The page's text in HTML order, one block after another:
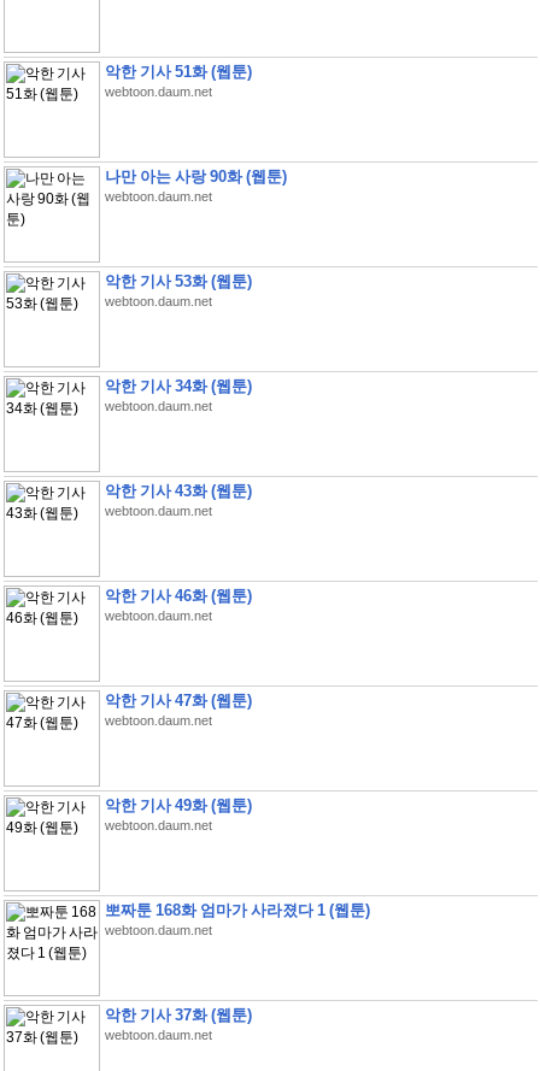
악한 기사 51화 (웹툰)
webtoon.daum.net
나만 아는 사랑 90화 (웹툰)
webtoon.daum.net
악한 기사 53화 (웹툰)
webtoon.daum.net
악한 기사 34화 (웹툰)
webtoon.daum.net
악한 기사 43화 (웹툰)
webtoon.daum.net
악한 기사 46화 (웹툰)
webtoon.daum.net
악한 기사 47화 (웹툰)
webtoon.daum.net
악한 기사 49화 (웹툰)
webtoon.daum.net
뽀짜툰 168화 엄마가 사라졌다 1 (웹툰)
webtoon.daum.net
악한 기사 37화 (웹툰)
webtoon.daum.net